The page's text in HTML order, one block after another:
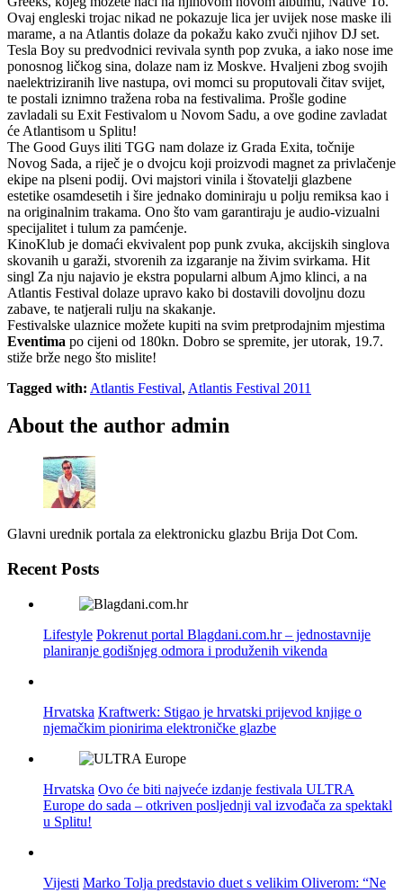
Ovaj engleski trojac nikad ne pokazuje lica jer uvijek nose maske ili
marame, a na Atlantis dolaze da pokažu kako zvuči njihov DJ set.
Tesla Boy su predvodnici revivala synth pop zvuka, a iako nose ime
ponosnog ličkog sina, dolaze nam iz Moskve. Hvaljeni zbog svojih
naelektriziranih live nastupa, ovi momci su proputovali čitav svijet,
te postali iznimno tražena roba na festivalima. Prošle godine
zavladali su Exit Festivalom u Novom Sadu, a ove godine zavladat
će Atlantisom u Splitu!
The Good Guys iliti TGG nam dolaze iz Grada Exita, točnije
Novog Sada, a riječ je o dvojcu koji proizvodi magnet za privlačenje
ekipe na plseni podij. Ovi majstori vinila i štovatelji glazbene
estetike osamdesetih i šire jednako dominiraju u polju remiksa kao i
na originalnim trakama. Ono što vam garantiraju je audio-vizualni
specijalitet i tulum za pamćenje.
KinoKlub je domaći ekvivalent pop punk zvuka, akcijskih singlova
skovanih u garaži, stvorenih za izgaranje na živim svirkama. Hit
singl Za nju najavio je ekstra popularni album Ajmo klinci, a na
Atlantis Festival dolaze upravo kako bi dostavili dovoljnu dozu
zabave, te natjerali rulju na skakanje.
Festivalske ulaznice možete kupiti na svim pretprodajnim mjestima
Eventima po cijeni od 180kn. Dobro se spremite, jer utorak, 19.7.
stiže brže nego što mislite!
Tagged with: Atlantis Festival, Atlantis Festival 2011
About the author admin
Glavni urednik portala za elektronicku glazbu Brija Dot Com.
Recent Posts
Lifestyle Pokrenut portal Blagdani.com.hr – jednostavnije
planiranje godišnjeg odmora i produženih vikenda
Hrvatska Kraftwerk: Stigao je hrvatski prijevod knjige o
njemačkim pionirima elektroničke glazbe
Hrvatska Ovo će biti najveće izdanje festivala ULTRA
Europe do sada – otkriven posljednji val izvođača za spektakl
u Splitu!
Vijesti Marko Tolja predstavio duet s velikim Oliverom: “Ne